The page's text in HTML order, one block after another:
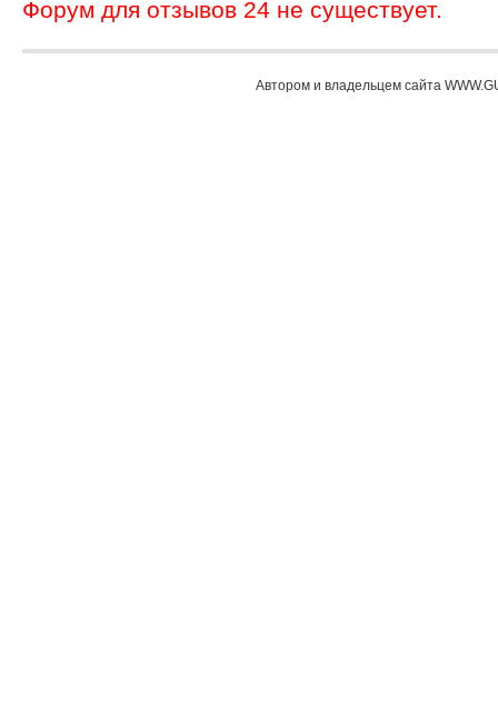
Форум для отзывов 24 не существует.
Автором и владельцем сайта